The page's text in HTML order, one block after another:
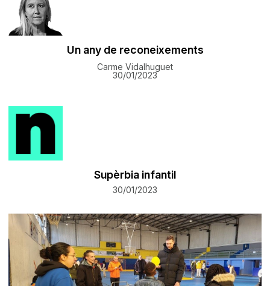
Un any de reconeixements
Carme Vidalhuguet
30/01/2023
Supèrbia infantil
30/01/2023